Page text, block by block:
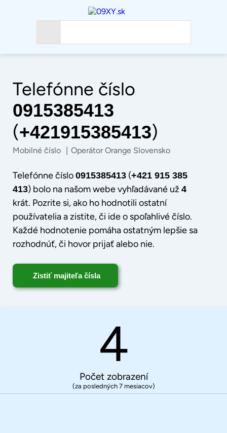
Telefónne číslo
0915385413
(+421915385413)
Mobilné číslo | Operátor Orange Slovensko
Telefónne číslo 0915385413(+421 915 385
413) bolo na našom webe vyhľadávané už 4
krát. Pozrite si, ako ho hodnotili ostatní
používatelia a zistite, či ide o spoľahlivé číslo.
Každé hodnotenie pomáha ostatným lepšie sa
rozhodnúť, či hovor prijať alebo nie.
Zistiť majiteľa čísla
4
Počet zobrazení
(za posledných 7 mesiacov)